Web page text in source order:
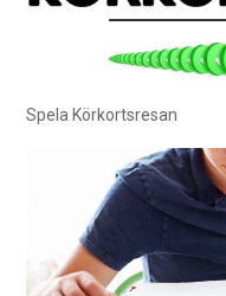
Spela Körkortsresan